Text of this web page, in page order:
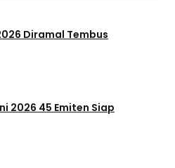
Diramal Tembus
2026 45 Emiten Siap